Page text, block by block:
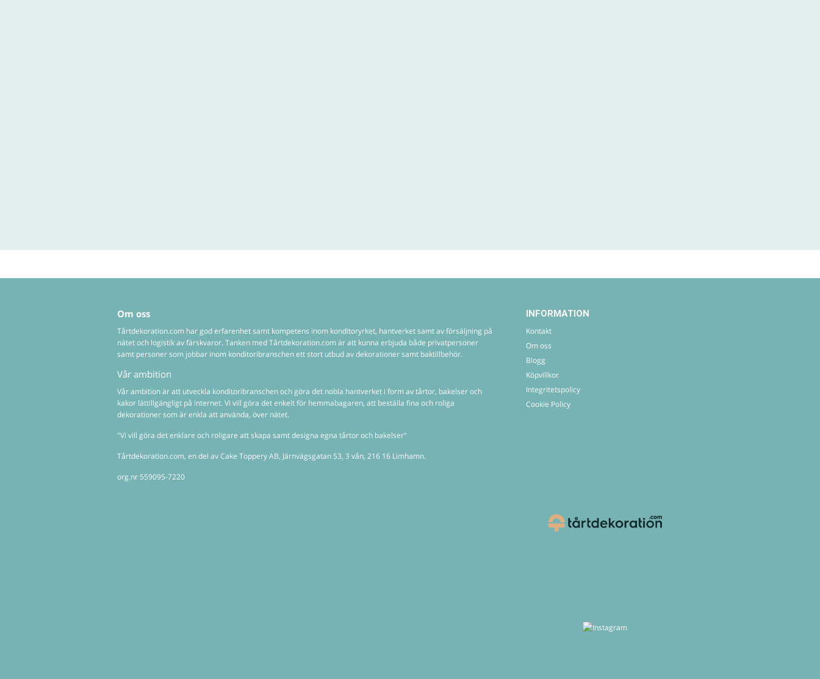
Om oss
Tårtdekoration.com har god erfarenhet samt kompetens inom konditoryrket, hantverket samt av försäljning på
nätet och logistik av färskvaror. Tanken med Tårtdekoration.com är att kunna erbjuda både privatpersoner
samt personer som jobbar inom konditoribranschen ett stort utbud av dekorationer samt baktillbehör.
Vår ambition
Vår ambition är att utveckla konditoribranschen och göra det nobla hantverket i form av tårtor, bakelser och
kakor lättillgängligt på internet. Vi vill göra det enkelt för hemmabagaren, att beställa fina och roliga
dekorationer som är enkla att använda, över nätet.
"Vi vill göra det enklare och roligare att skapa samt designa egna tårtor och bakelser"
Tårtdekoration.com, en del av Cake Toppery AB, Järnvägsgatan 53, 3 vån, 216 16 Limhamn.
org.nr 559095-7220
INFORMATION
Kontakt
Om oss
Blogg
Köpvillkor
Integritetspolicy
Cookie Policy